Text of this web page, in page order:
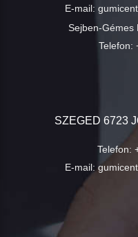
E-mail:
Sejben-Gémes
Telefon:
SZEGED 6723
Telefon:
E-mail: